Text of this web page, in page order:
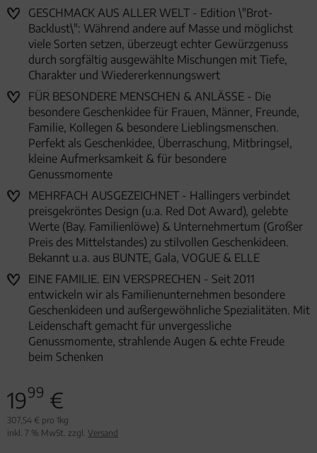
GESCHMACK AUS ALLER WELT - Edition \"Brot-
Backlust\": Während andere auf Masse und möglichst
viele Sorten setzen, überzeugt echter Gewürzgenuss
durch sorgfältig ausgewählte Mischungen mit Tiefe,
Charakter und Wiedererkennungswert
FÜR BESONDERE MENSCHEN & ANLÄSSE - Die
besondere Geschenkidee für Frauen, Männer, Freunde,
Familie, Kollegen & besondere Lieblingsmenschen.
Perfekt als Geschenkidee, Überraschung, Mitbringsel,
kleine Aufmerksamkeit & für besondere
Genussmomente
MEHRFACH AUSGEZEICHNET - Hallingers verbindet
preisgekröntes Design (u.a. Red Dot Award), gelebte
Werte (Bay. Familienlöwe) & Unternehmertum (Großer
Preis des Mittelstandes) zu stilvollen Geschenkideen.
Bekannt u.a. aus BUNTE, Gala, VOGUE & ELLE
EINE FAMILIE. EIN VERSPRECHEN - Seit 2011
entwickeln wir als Familienunternehmen besondere
Geschenkideen und außergewöhnliche Spezialitäten. Mit
Leidenschaft gemacht für unvergessliche
Genussmomente, strahlende Augen & echte Freude
beim Schenken
1999 €
307,54 € pro 1kg
inkl. 7 % MwSt. zzgl. Versand